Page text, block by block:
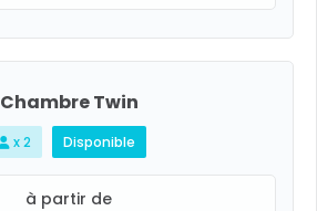
Chambre Twin
x 2 Disponible
à partir de